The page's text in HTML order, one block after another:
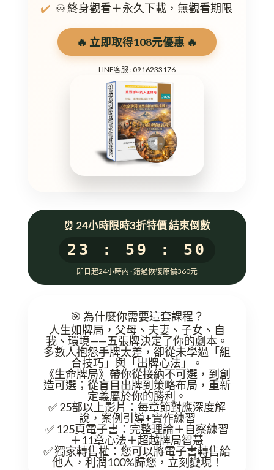
♾️ 終身觀看＋永久下載，無觀看期限
🔥 立即取得108元優惠 🔥
LINE客服 : 0916233176
⏰ 24小時限時3折特價 結束倒數
23 : 59 : 49
即日起24小時內 · 錯過恢復原價360元
🎯 為什麼你需要這套課程？
人生如牌局，父母、夫妻、子女、自
我、環境——五張牌決定了你的劇本。
多數人抱怨手牌太差，卻從未學過「組
合技巧」與「出牌心法」。
《生命牌局》帶你從接納不可選，到創
造可選；從盲目出牌到策略布局，重新
定義屬於你的勝利。
✅ 25部以上影片 ：每章節對應深度解
說，案例引導+實作練習
✅ 125頁電子書 ：完整理論＋自察練習
＋11章心法＋超越牌局智慧
✅ 獨家轉售權 ：您可以將電子書轉售給
他人，利潤100%歸您，立刻變現！